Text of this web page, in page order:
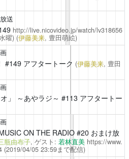
送
http://live.nicovideo.jp/watch/lv318656
曜) (伊藤美来, 豊田萌絵)
#149 アフタートーク (伊藤美来, 豊田
」 ～あやラジ～ #113 アフタートー
ON THE RADIO#20 おまけ放
瓶由布子, ゲスト: 若林直美 https://www.
(2019/04/05 23:59まで配信)